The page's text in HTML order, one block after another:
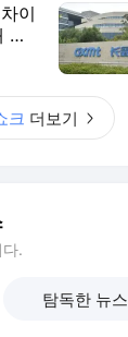
이
찬
크 더보기
.
탐독한 뉴스